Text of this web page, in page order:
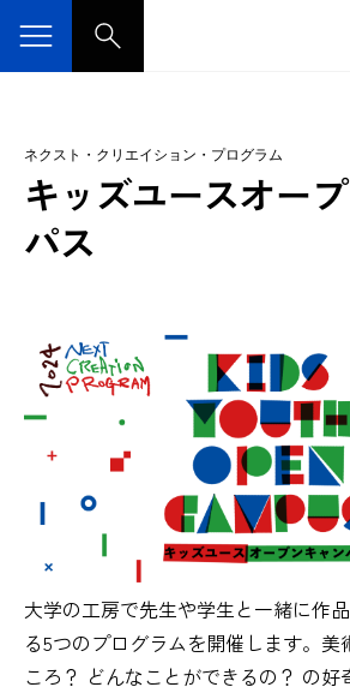
ネクスト・クリエイション・プログラム
キッズユースオー
パス
大学の工房で先生や学生と一緒に作
る5つのプログラムを開催します。美
ころ？ どんなことができるの？ の好